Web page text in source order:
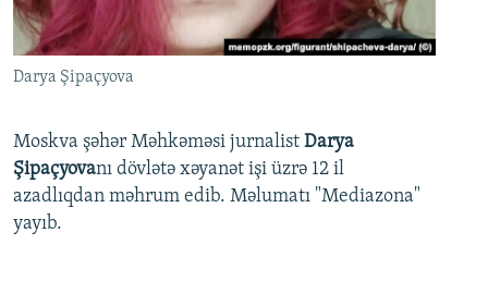
Darya Şipaçyova
Moskva şəhər Məhkəməsi jurnalist Darya
Şipaçyovanı dövlətə xəyanət işi üzrə 12 il
azadlıqdan məhrum edib. Məlumatı "Mediazona"
yayıb.